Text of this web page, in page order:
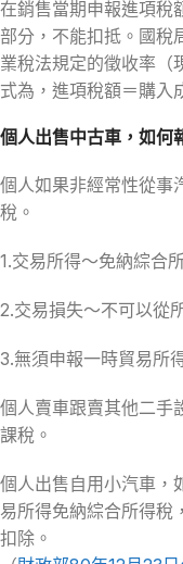
在銷售當期申報進項稅
部分，不能扣抵。國稅
業稅法規定的徵收率（
式為，進項稅額＝購入
個人出售中古車，如何
個人如果非經常性從事
稅。
1.交易所得～免納綜合
2.交易損失～不可以從
3.無須申報一時貿易所
個人賣車跟賣其他二手
課稅。
個人出售自用小汽車，
易所得免納綜合所得稅
扣除。